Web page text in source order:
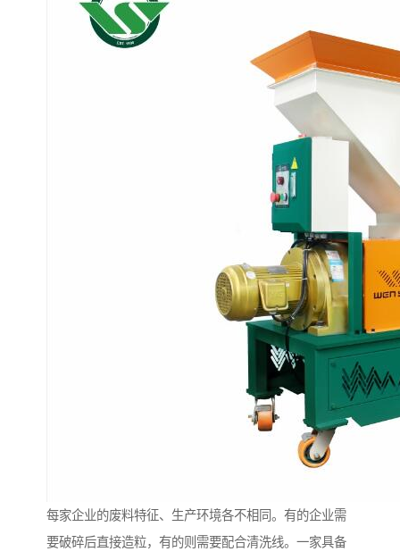
每家企业的废料特征、生产环境各不相同。有的企业需
要破碎后直接造粒，有的则需要配合清洗线。一家具备